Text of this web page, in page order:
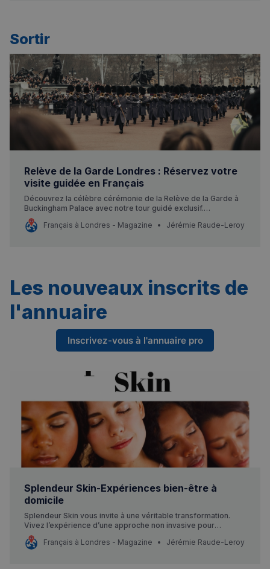
Sortir
Relève de la Garde Londres : Réservez votre
visite guidée en Français
Découvrez la célèbre cérémonie de la Relève de la Garde à
Buckingham Palace avec notre tour guidé exclusif.
Réservation en ligne disponible.
Français à Londres - Magazine
Jérémie Raude-Leroy
Les nouveaux inscrits de
l'annuaire
Inscrivez-vous à l'annuaire pro
Splendeur Skin-Expériences bien-être à
domicile
Splendeur Skin vous invite à une véritable transformation.
Vivez l’expérience d’une approche non invasive pour
restaurer vos traits du visage et apaiser votre système
nerveux.Français à Londres - Magazine Jérémie Raude-Leroy